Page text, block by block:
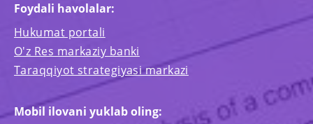
Foydali havolalar:
Hukumat portali
O'z Res markaziy banki
Taraqqiyot strategiyasi markazi
Mobil ilovani yuklab oling: